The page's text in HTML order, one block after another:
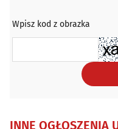
Wpisz kod z obrazka
INNE OGŁOSZENIA